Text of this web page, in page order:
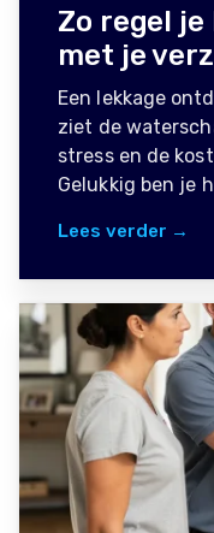
Zo regel
met je
Een lekkage
ziet de
stress en de
Gelukkig ben je
Lees verder →